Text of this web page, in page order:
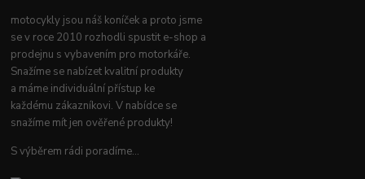
motocykly jsou náš koníček a proto jsme
se v roce 2010 rozhodli spustit e-shop a
prodejnu s vybavením pro motorkáře.
Snažíme se nabízet kvalitní produkty
a máme individuální přístup ke
každému zákazníkovi. V nabídce se
snažíme mít jen ověřené produkty!
S výběrem rádi poradíme...